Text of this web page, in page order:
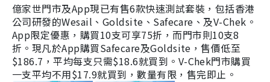
億家世門市及App現已有售6款快速測試套裝，包括香港
公司研發的Wesail、Goldsite、Safecare、及V-Chek。
App限定優惠，購買10支可享75折，而門市則10支8
折。現凡於App購買Safecare及Goldsite，售價低至
$186.7，平均每支只需$18.6就買到。V-Chek門市購買
一支平均不用$17.9就買到，數量有限，售完即止。